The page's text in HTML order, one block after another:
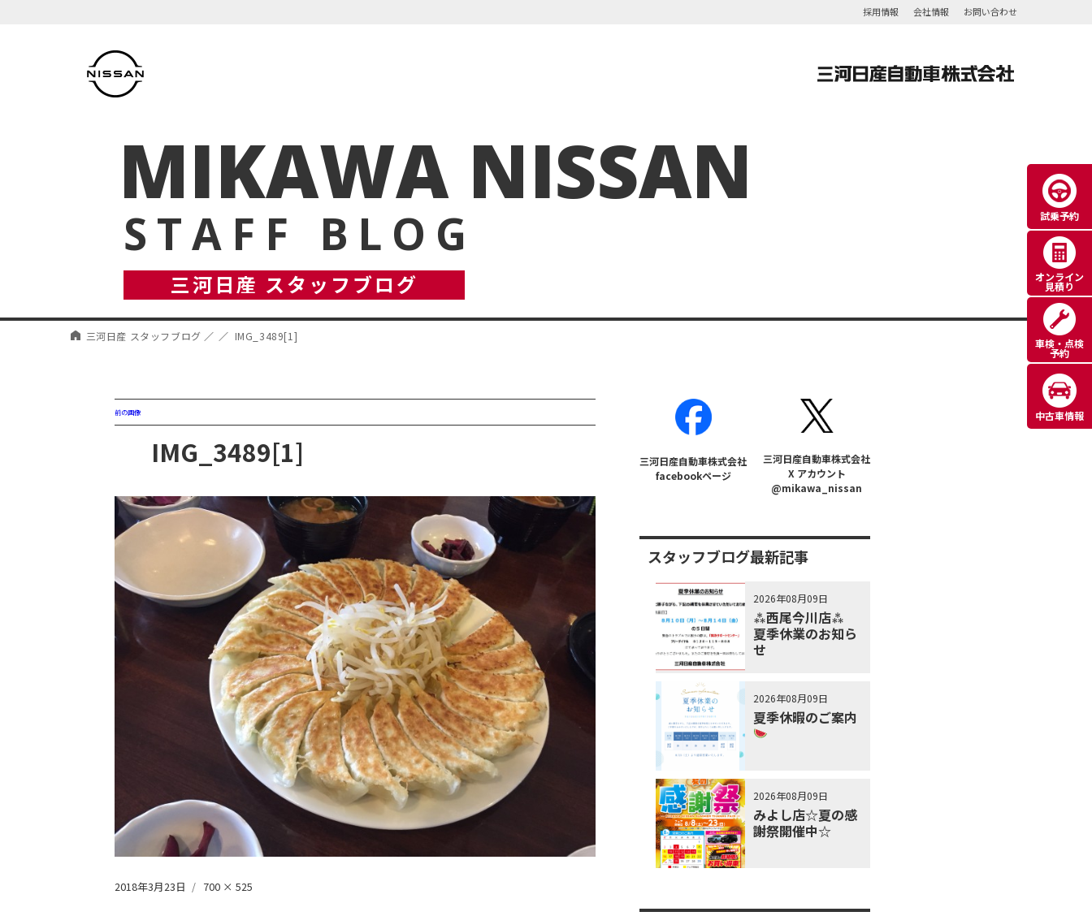
採用情報 会社情報 お問い合わせ
MIKAWA NISSAN
STAFF BLOG
三河日産 スタッフブログ
三河日産 スタッフブログ IMG_3489[1]
前の画像
IMG_3489[1]
投
2018年3月23日
フ
700 × 525
三河日産自動車株式会社
facebookページ
三河日産自動車株式会社
X アカウント
@mikawa_nissan
スタッフブログ最新記事
2026年08月09日
⁂西尾今川店⁂
夏季休業のお知ら
せ
2026年08月09日
夏季休暇のご案内
2026年08月09日
みよし店☆夏の感
謝祭開催中☆
試乗予約
オンライン
見積り
車検・点検
予約
中古車情報